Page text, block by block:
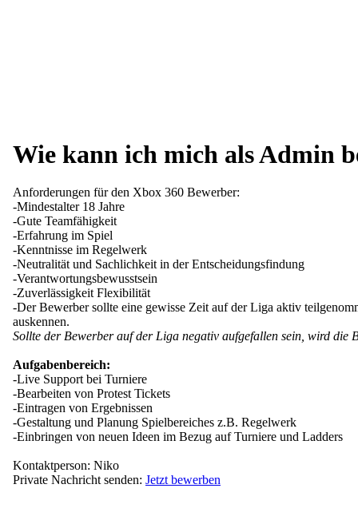
Wie kann ich mich als Admin
Anforderungen für den Xbox 360 Bewerber:
-Mindestalter 18 Jahre
-Gute Teamfähigkeit
-Erfahrung im Spiel
-Kenntnisse im Regelwerk
-Neutralität und Sachlichkeit in der Entscheidungsfindung
-Verantwortungsbewusstsein
-Zuverlässigkeit Flexibilität
-Der Bewerber sollte eine gewisse Zeit auf der Liga aktiv
auskennen.
Sollte der Bewerber auf der Liga negativ aufgefallen sein, wird die
Aufgabenbereich:
-Live Support bei Turniere
-Bearbeiten von Protest Tickets
-Eintragen von Ergebnissen
-Gestaltung und Planung Spielbereiches z.B. Regelwerk
-Einbringen von neuen Ideen im Bezug auf Turniere und Ladders
Kontaktperson: Niko
Private Nachricht senden: Jetzt bewerben